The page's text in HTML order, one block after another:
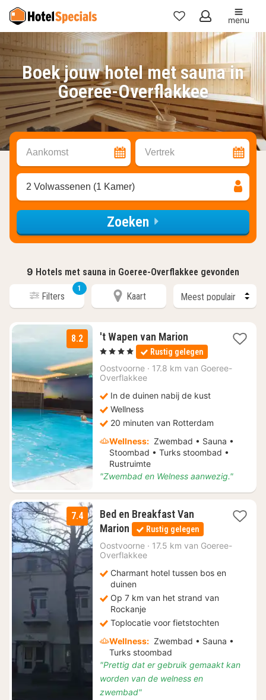
Mijn
favorieten
menu
Boek jouw hotel met sauna in
Goeree-Overflakkee
Aankomst Vertrek
2 Volwassenen (1 Kamer)
Zoeken
9 Hotels met sauna in Goeree-Overflakkee gevonden
Filters
1
Kaart
8.2 't Wapen van Marion1
nacht
vanaf
€
, 4 Sterren Rustig gelegen
Oostvoorne · 17.8 km van Goeree-
Overflakkee
In de duinen nabij de kust
Wellness
20 minuten van Rotterdam
Wellness: Zwembad • Sauna •
Stoombad • Turks stoombad •
Rustruimte
"Zwembad en Welness aanwezig."
7.4
Bed en Breakfast Van
Marion 1
nacht
vanaf
€
128,25
Rustig gelegen
Oostvoorne · 17.5 km van Goeree-
Overflakkee
Charmant hotel tussen bos en
duinen
Op 7 km van het strand van
Rockanje
Toplocatie voor fietstochten
Wellness: Zwembad • Sauna •
Turks stoombad
"Prettig dat er gebruik gemaakt kan
worden van de welness en
zwembad"